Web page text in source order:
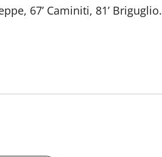
67’ Caminiti, 81’ Briguglio.